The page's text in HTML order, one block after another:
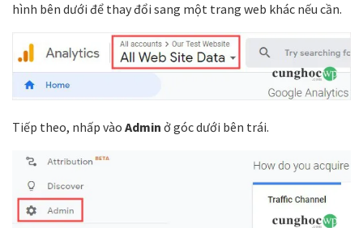
hình bên dưới để thay đổi sang một trang web khác nếu cần.
Tiếp theo, nhấp vào Admin ở góc dưới bên trái.